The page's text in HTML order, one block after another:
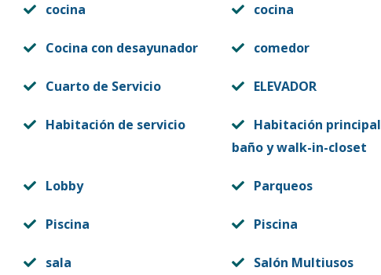
cocina cocina
Cocina con desayunador comedor
Cuarto de Servicio ELEVADOR
Habitación de servicio
Habitación
baño y walk-in-closet
Lobby Parqueos
Piscina Piscina
sala Salón Multiusos